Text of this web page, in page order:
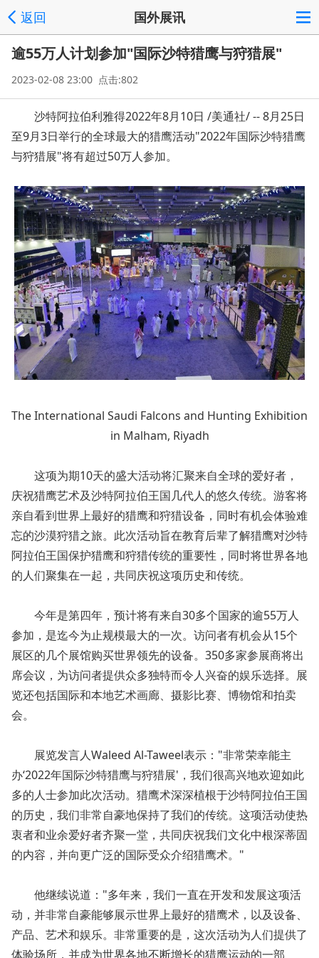
返回 国外展讯
逾55万人计划参加"国际沙特猎鹰与狩猎展"
2023-02-08 23:00 点击:802
沙特阿拉伯利雅得2022年8月10日 /美通社/ -- 8月25日
至9月3日举行的全球最大的猎鹰活动"2022年国际沙特猎鹰
与狩猎展"将有超过50万人参加。
The International Saudi Falcons and Hunting Exhibition
in Malham, Riyadh
这项为期10天的盛大活动将汇聚来自全球的爱好者，
庆祝猎鹰艺术及沙特阿拉伯王国几代人的悠久传统。游客将
亲自看到世界上最好的猎鹰和狩猎设备，同时有机会体验难
忘的沙漠狩猎之旅。此次活动旨在教育后辈了解猎鹰对沙特
阿拉伯王国保护猎鹰和狩猎传统的重要性，同时将世界各地
的人们聚集在一起，共同庆祝这项历史和传统。
今年是第四年，预计将有来自30多个国家的逾55万人
参加，是迄今为止规模最大的一次。访问者有机会从15个
展区的几个展馆购买世界领先的设备。350多家参展商将出
席会议，为访问者提供众多独特而令人兴奋的娱乐选择。展
览还包括国际和本地艺术画廊、摄影比赛、博物馆和拍卖
会。
展览发言人Waleed Al-Taweel表示："非常荣幸能主
办‘2022年国际沙特猎鹰与狩猎展'，我们很高兴地欢迎如此
多的人士参加此次活动。猎鹰术深深植根于沙特阿拉伯王国
的历史，我们非常自豪地保持了我们的传统。这项活动使热
衷者和业余爱好者齐聚一堂，共同庆祝我们文化中根深蒂固
的内容，并向更广泛的国际受众介绍猎鹰术。"
他继续说道："多年来，我们一直在开发和发展这项活
动，并非常自豪能够展示世界上最好的猎鹰术，以及设备、
产品、艺术和娱乐。非常重要的是，这次活动为人们提供了
体验场所，并成为世界各地不断增长的猎鹰运动的一部